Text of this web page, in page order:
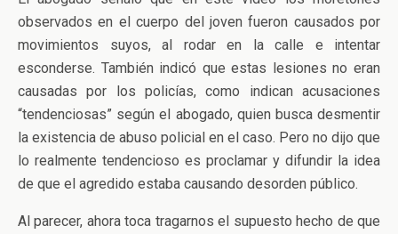
observados en el cuerpo del joven fueron causados por
movimientos suyos, al rodar en la calle e intentar
esconderse. También indicó que estas lesiones no eran
causadas por los policías, como indican acusaciones
“tendenciosas” según el abogado, quien busca desmentir
la existencia de abuso policial en el caso. Pero no dijo que
lo realmente tendencioso es proclamar y difundir la idea
de que el agredido estaba causando desorden público.
Al parecer, ahora toca tragarnos el supuesto hecho de que